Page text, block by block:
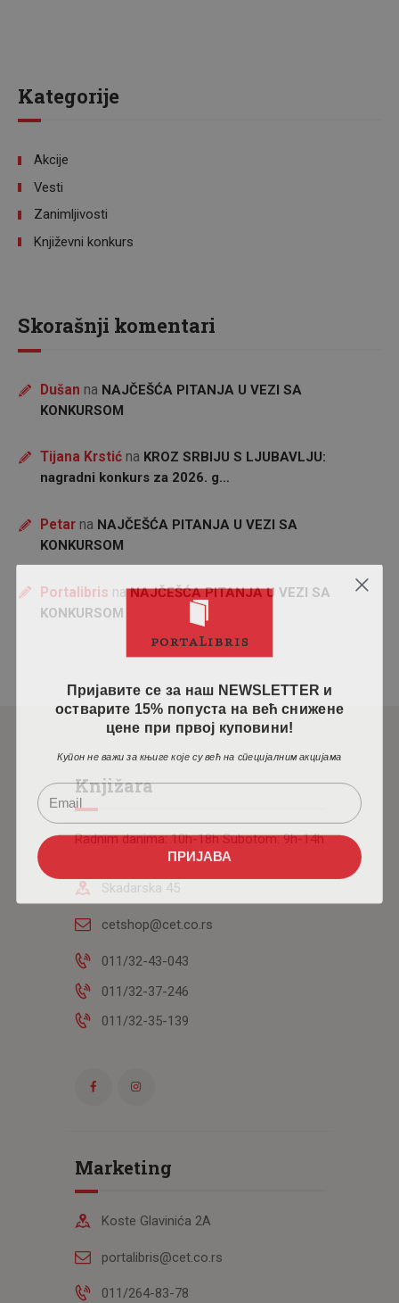
Kategorije
Akcije
Vesti
Zanimljivosti
Književni konkurs
Skorašnji komentari
Dušan na NAJČEŠĆA PITANJA U VEZI SA
KONKURSOM
Tijana Krstićna KROZ SRBIJU S LJUBAVLJU:
nagradni konkurs za 2026. g…
Petarna NAJČEŠĆA PITANJA U VEZI SA
KONKURSOM
Portalibris naNAJČEŠĆA PITANJA U VEZI SA
KONKURSOM
Knjižara
Radnim danima: 10h-18h Subotom: 9h-14h
Skadarska 45
cetshop@cet.co.rs
011/32-43-043
011/32-37-246
011/32-35-139
Marketing
Koste Glavinića 2A
portalibris@cet.co.rs
011/264-83-78
Пријавите се за наш NEWSLETTER и
остварите 15% попуста на већ снижене
цене при првој куповини!
Купон не важи за књиге које су већ на специјалним акцијама
ПРИЈАВА